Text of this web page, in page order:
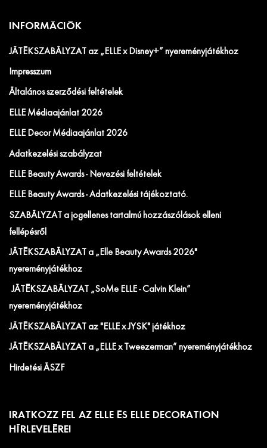
INFORMÁCIÓK
JÁTÉKSZABÁLYZAT az „ELLE x Disney+” nyereményjátékhoz
Impresszum
Általános szerződési feltételek
ELLE Médiaajánlat 2026
ELLE Decor Médiaajánlat 2026
Adatkezelési szabályzat
ELLE Beauty Awards - Nevezési feltételek
ELLE Beauty Awards - Adatkezelési tájékoztató.
SZABÁLYZAT a jogellenes tartalmú hozzászólások elleni
fellépésről
JÁTÉKSZABÁLYZAT a „Elle Beauty Awards 2026"
nyereményjátékhoz
JÁTÉKSZABÁLYZAT „SoMe ELLE - Calvin Klein”
nyereményjátékhoz
JÁTÉKSZABÁLYZAT az "ELLE x JYSK" játékhoz
JÁTÉKSZABÁLYZAT a „ELLE x Tweezerman” nyereményjátékhoz
Hirdetési ÁSZF
IRATKOZZ FEL AZ ELLE ÉS ELLE DECORATION
HÍRLEVELÉRE!